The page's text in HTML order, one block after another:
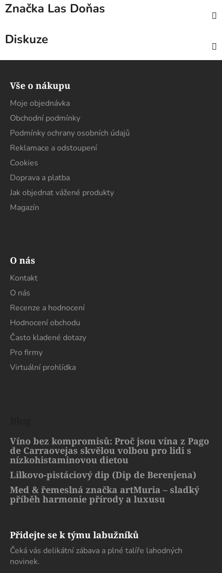
Značka Las Doňas
Diskuze
Vše o nákupu
Moje objednávka
Obchodní podmínky
Podmínky ochrany osobních údajů
Reklamace a odstoupení
Cookies
Doprava a platba
Jak objednat vážené produkty
Magazín
O nás
Kontakt
O nás
Recenze a hodnocení
Hodnocení obchodu
Často kladené dotazy
Pro firmy
Virtuální prohlídka
Víno bez kompromisů: Proč jsou vína z Pago
de Carraovejas skvělou volbou pro lidi s
nízkohistaminovou dietou
Lilkovo-pistáciový dip (Dip de Berenjena)
Med & řemeslná značka artMuria – sladký
příběh harmonie přírody a luxusu
Přidejte se k týmu labužníků
Čeká vás delikátní zábava a plné talíře lahodných
novinek.